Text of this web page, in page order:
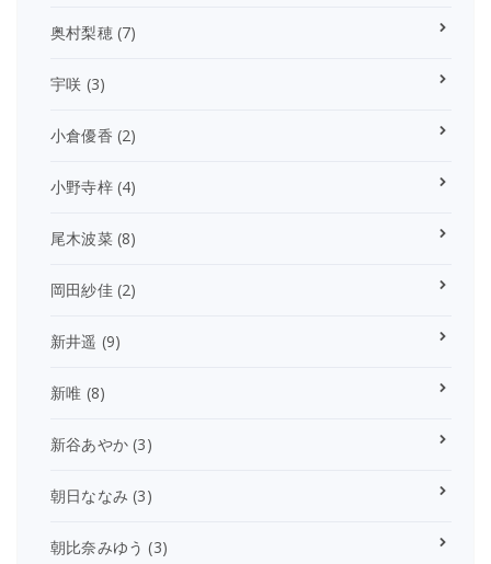
奥村梨穂(7)
宇咲 (3)
小倉優香 (2)
小野寺梓(4)
尾木波菜(8)
岡田紗佳(2)
新井遥 (9)
新唯 (8)
新谷あやか (3)
朝日ななみ (3)
朝比奈みゆう (3)